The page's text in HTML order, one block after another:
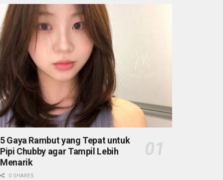
5 Gaya Rambut yang Tepat untuk
Pipi Chubby agar Tampil Lebih
Menarik
0 SHARES